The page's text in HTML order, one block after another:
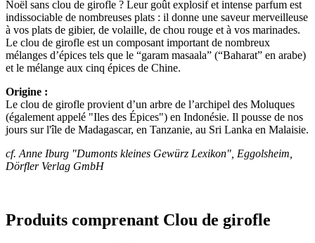
Noël sans clou de girofle ? Leur goût explosif et intense parfum est
indissociable de nombreuses plats : il donne une saveur merveilleuse
à vos plats de gibier, de volaille, de chou rouge et à vos marinades.
Le clou de girofle est un composant important de nombreux
mélanges d’épices tels que le “garam masaala” (“Baharat” en arabe)
et le mélange aux cinq épices de Chine.
Origine :
Le clou de girofle provient d’un arbre de l’archipel des Moluques
(également appelé "Iles des Épices") en Indonésie. Il pousse de nos
jours sur l'île de Madagascar, en Tanzanie, au Sri Lanka en Malaisie.
cf. Anne Iburg "Dumonts kleines Gewürz Lexikon", Eggolsheim,
Dörfler Verlag GmbH
Produits comprenant Clou de girofle